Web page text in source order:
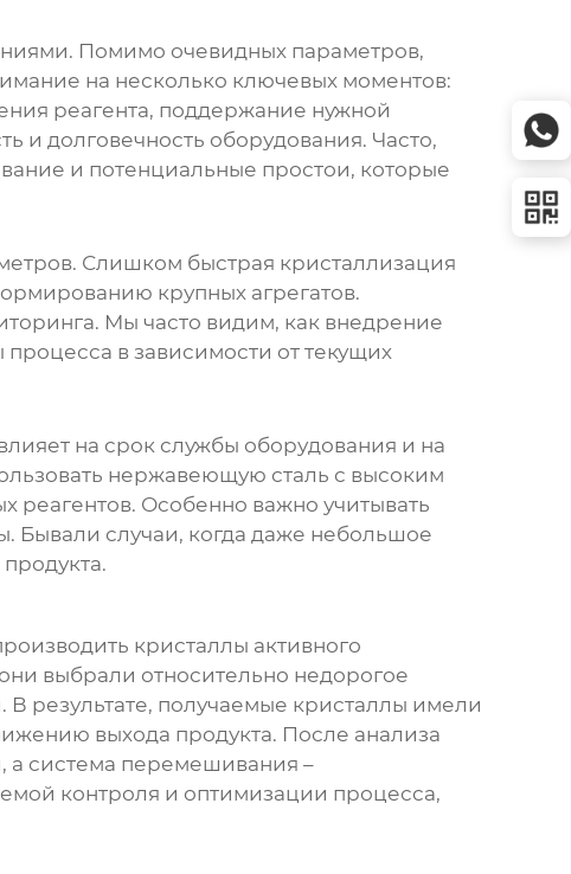
Помимо очевидных параметров,
на несколько ключевых моментов:
реагента, поддержание нужной
и долговечность оборудования. Часто,
и потенциальные простои, которые
Слишком быстрая кристаллизация
крупных агрегатов.
Мы часто видим, как внедрение
в зависимости от текущих
на срок службы оборудования и на
нержавеющую сталь с высоким
Особенно важно учитывать
Бывали случаи, когда даже небольшое
кристаллы активного
выбрали относительно недорогое
В результате, получаемые кристаллы имели
выхода продукта. После анализа
а система перемешивания –
контроля и оптимизации процесса,